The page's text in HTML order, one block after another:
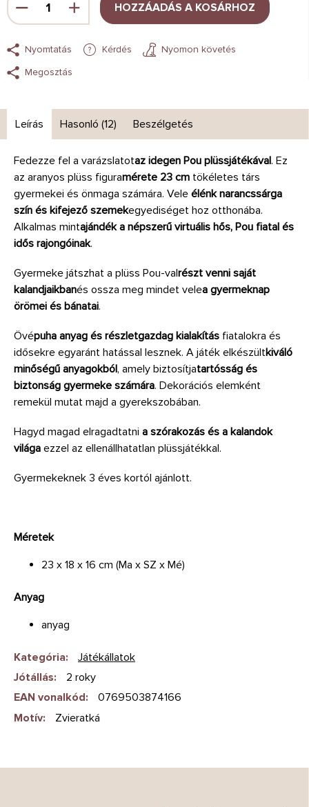
HOZZÁADÁS A KOSÁRHOZ
Nyomtatás Kérdés
Nyomon követés
Megosztás
Leírás Hasonló (12) Beszélgetés
Fedezze fel a varázslatotaz idegen Pou plüssjátékával. Ez
az aranyos plüss figuramérete 23 cm tökéletes társ
gyermekei és önmaga számára. Vele élénk narancssárga
szín és kifejező szemekegyediséget hoz otthonába.
Alkalmas mintajándék a népszerű virtuális hős, Pou fiatal és
idős rajongóinak.
Gyermeke játszhat a plüss Pou-valrészt venni saját
kalandjaikbanés ossza meg mindet velea gyermeknap
örömei és bánatai.
Övépuha anyag és részletgazdag kialakítás fiatalokra és
idősekre egyaránt hatással lesznek. A játék elkészültkiváló
minőségű anyagokból, amely biztosítjatartósság és
biztonság gyermeke számára. Dekorációs elemként
remekül mutat majd a gyerekszobában.
Hagyd magad elragadtatni a szórakozás és a kalandok
világa ezzel az ellenállhatatlan plüssjátékkal.
Gyermekeknek 3 éves kortól ajánlott.
Méretek
23 x 18 x 16 cm (Ma x SZ x Mé)
Anyag
anyag
Kategória:
Játékállatok
Jótállás:
2 roky
EAN vonalkód:
0769503874166
Motív: Zvieratká